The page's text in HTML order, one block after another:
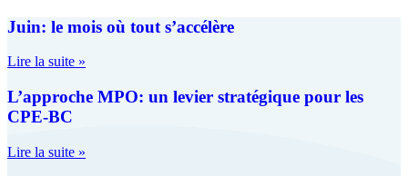
Juin: le mois où tout s’accélère
Lire la suite »
L’approche MPO: un levier stratégique pour les
CPE-BC
Lire la suite »